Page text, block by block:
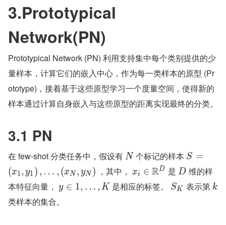
3.Prototypical
Network(PN)
Prototypical Network (PN) 利用支持集中每个类别提供的少
量样本，计算它们的嵌入中心，作为每一类样本的原型 (Pr
ototype)，接着基于这些原型学习一个度量空间，使得新的
样本通过计算自身嵌入与这些原型的距离实现最终的分类。
3.1 PN
在 few-shot 分类任务中，假设有 N 个标记的样本 S =
(x1, y1 ) , … , (xN , yN ) ，其中， xi ∈ RD 是 D 维的样
本特征向量，
y ∈ 1, … , K 是相应的标签。 SK 表示第 k
类样本的集合。